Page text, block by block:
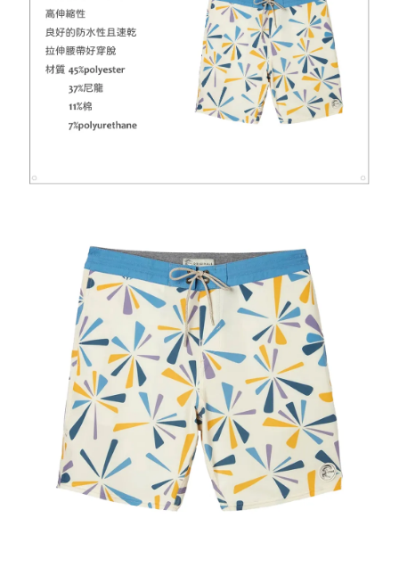
【MYSTIC】潮流T恤 舒適涼感 土耳其棉
NT$ 899
NT$ 1,080
- +
加入購物車